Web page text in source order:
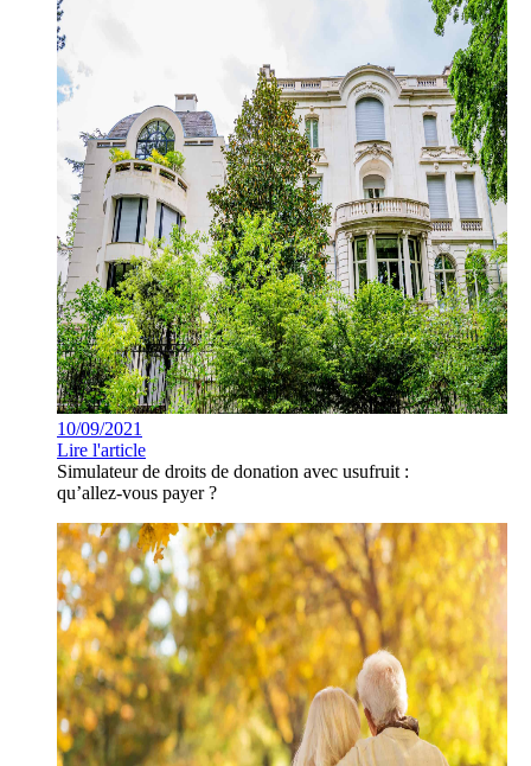
10/09/2021
Lire l'article
Simulateur de droits de donation avec usufruit :
qu’allez-vous payer ?